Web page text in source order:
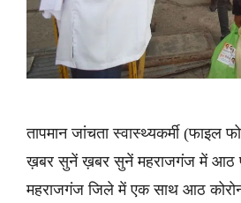
तापमान जांचता स्वास्थ्यकर्मी (फाइल
ख़बर सुनें ख़बर सुनें महराजगंज में आठ
महराजगंज जिले में एक साथ आठ